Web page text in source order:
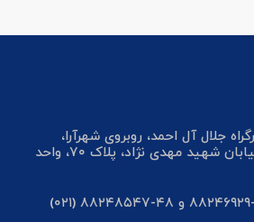
جلال آل احمد، روبروی شهرآرا،
خیابان چهارم، خیابان شهید مهدی نژاد، پلاک ۷۰، واحد